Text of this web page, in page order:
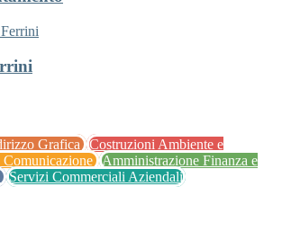
Grafica Costruzioni Ambiente e
Comunicazione Amministrazione Finanza e
Servizi Commerciali Aziendali